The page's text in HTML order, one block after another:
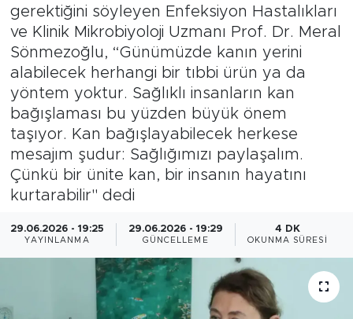
gerektiğini söyleyen Enfeksiyon Hastalıkları
ve Klinik Mikrobiyoloji Uzmanı Prof. Dr. Meral
Sönmezoğlu, “Günümüzde kanın yerini
alabilecek herhangi bir tıbbi ürün ya da
yöntem yoktur. Sağlıklı insanların kan
bağışlaması bu yüzden büyük önem
taşıyor. Kan bağışlayabilecek herkese
mesajım şudur: Sağlığımızı paylaşalım.
Çünkü bir ünite kan, bir insanın hayatını
kurtarabilir" dedi
29.06.2026 - 19:25
YAYINLANMA
29.06.2026 - 19:29
GÜNCELLEME
4 DK
OKUNMA SÜRESI